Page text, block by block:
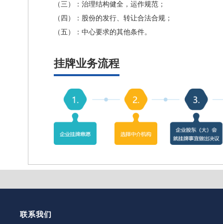
（三）：治理结构健全，运作规范；
（四）：股份的发行、转让合法合规；
（五）：中心要求的其他条件。
挂牌业务流程
联系我们